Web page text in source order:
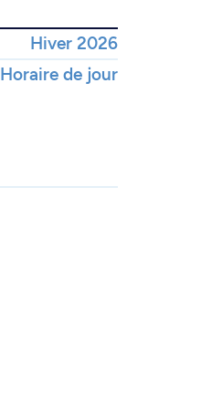
Hiver 2026
Horaire de jour